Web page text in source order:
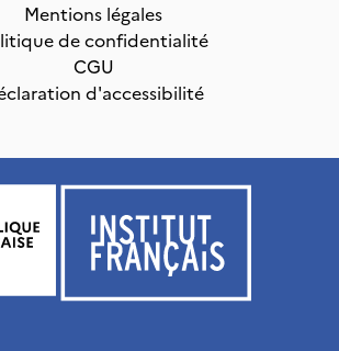
Mentions légales
de confidentialité
CGU
d'accessibilité